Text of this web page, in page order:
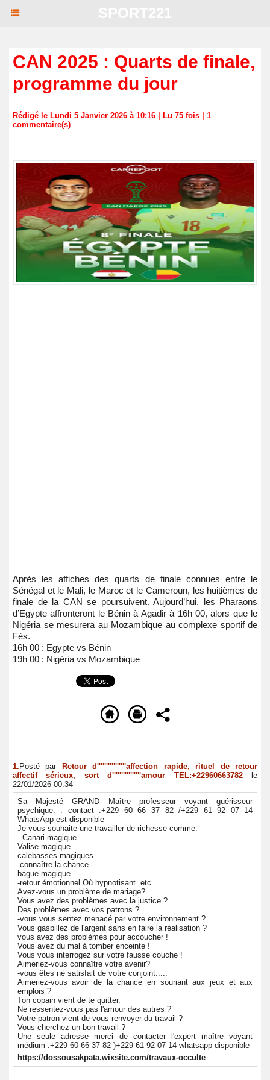
CAN 2025 : Quarts de finale,
programme du jour
Rédigé le Lundi 5 Janvier 2026 à 10:16 | Lu 75 fois | 1
commentaire(s)
Après les affiches des quarts de finale connues entre le
Sénégal et le Mali, le Maroc et le Cameroun, les huitièmes de
finale de la CAN se poursuivent. Aujourd’hui, les Pharaons
d’Egypte affronteront le Bénin à Agadir à 16h 00, alors que le
Nigéria se mesurera au Mozambique au complexe sportif de
Fès.
16h 00 : Egypte vs Bénin
19h 00 : Nigéria vs Mozambique
1. Posté par
Retour d''''''''''''''''affection rapide, rituel de retour
affectif sérieux, sort d''''''''''''''''amour TEL:+22960663782
le
22/01/2026 00:34
Sa Majesté GRAND Maître professeur voyant guérisseur
psychique. . contact :+229 60 66 37 82 /+229 61 92 07 14
WhatsApp est disponible
Je vous souhaite une travailler de richesse comme.
- Canari magique
Valise magique
calebasses magiques
-connaître la chance
bague magique
-retour émotionnel Où hypnotisant. etc……
Avez-vous un problème de mariage?
Vous avez des problèmes avec la justice ?
Des problèmes avec vos patrons ?
-vous vous sentez menacé par votre environnement ?
Vous gaspillez de l'argent sans en faire la réalisation ?
vous avez des problèmes pour accoucher !
Vous avez du mal à tomber enceinte !
Vous vous interrogez sur votre fausse couche !
Aimeriez-vous connaître votre avenir?
-vous êtes né satisfait de votre conjoint.....
Aimeriez-vous avoir de la chance en souriant aux jeux et aux
emplois ?
Ton copain vient de te quitter.
Ne ressentez-vous pas l'amour des autres ?
Votre patron vient de vous renvoyer du travail ?
Vous cherchez un bon travail ?
Une seule adresse merci de contacter l'expert maître voyant
médium :+229 60 66 37 82 )+229 61 92 07 14 whatsapp disponible
https://dossousakpata.wixsite.com/travaux-occulte